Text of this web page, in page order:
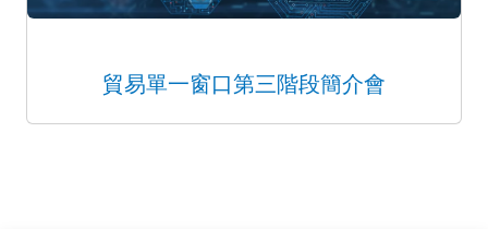
貿易單一窗口第三階段簡介會